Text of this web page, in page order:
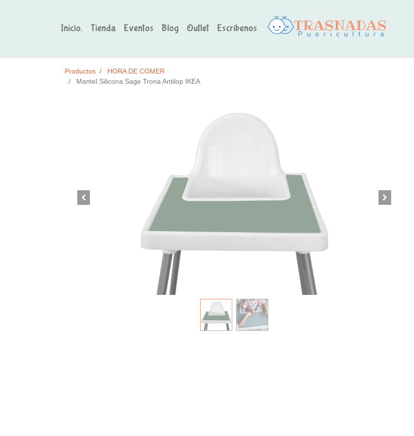
Inicio. Tienda Eventos Blog Outlet Escríbenos
Productos
HORA DE COMER
Mantel Silicona Sage Trona Antilop IKEA